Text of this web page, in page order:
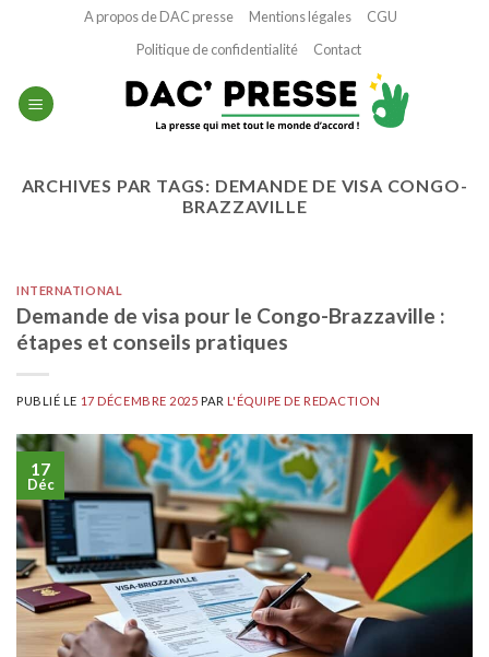
A propos de DAC presse Mentions légales
CGU
Politique de confidentialité
Contact
ARCHIVES PAR TAGS: DEMANDE DE VISA CONGO-
BRAZZAVILLE
INTERNATIONAL
Demande de visa pour le Congo-Brazzaville :
étapes et conseils pratiques
PUBLIÉ LE 17 DÉCEMBRE 2025 PARL'ÉQUIPE DE REDACTION
17
Déc